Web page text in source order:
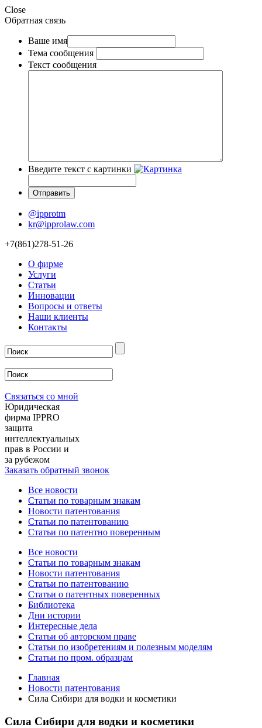
Close
Обратная связь
Ваше имя
Тема сообщения
Текст сообщения
Введите текст с картинки
@ipprotm
kr@ipprolaw.com
+7(861)278-51-26
О фирме
Услуги
Статьи
Инновации
Вопросы и ответы
Наши клиенты
Контакты
Связаться со мной
Юридическая
фирма IPPRO
защита
интеллектуальных
прав в России и
за рубежом
Заказать обратный звонок
Все новости
Статьи по товарным знакам
Новости патентования
Статьи по патентованию
Статьи по патентно поверенным
Все новости
Статьи по товарным знакам
Новости патентования
Статьи по патентованию
Статьи о патентных поверенных
Библиотека
Дни истории
Интересные дела
Статьи об авторском праве
Статьи по изобретениям и полезным моделям
Статьи по пром. образцам
Главная
Новости патентования
Сила Сибири для водки и косметики
Сила Сибири для водки и косметики